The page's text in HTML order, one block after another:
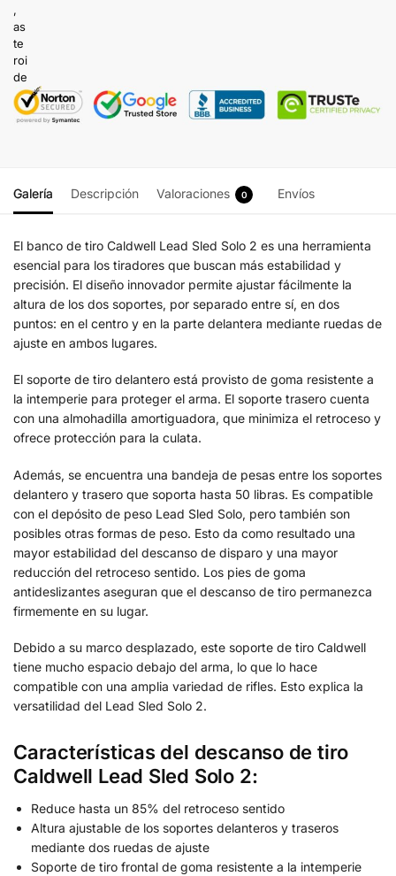
Galería Descripción Valoraciones 0 Envíos
El banco de tiro Caldwell Lead Sled Solo 2 es una herramienta
esencial para los tiradores que buscan más estabilidad y
precisión. El diseño innovador permite ajustar fácilmente la
altura de los dos soportes, por separado entre sí, en dos
puntos: en el centro y en la parte delantera mediante ruedas de
ajuste en ambos lugares.
El soporte de tiro delantero está provisto de goma resistente a
la intemperie para proteger el arma. El soporte trasero cuenta
con una almohadilla amortiguadora, que minimiza el retroceso y
ofrece protección para la culata.
Además, se encuentra una bandeja de pesas entre los soportes
delantero y trasero que soporta hasta 50 libras. Es compatible
con el depósito de peso Lead Sled Solo, pero también son
posibles otras formas de peso. Esto da como resultado una
mayor estabilidad del descanso de disparo y una mayor
reducción del retroceso sentido. Los pies de goma
antideslizantes aseguran que el descanso de tiro permanezca
firmemente en su lugar.
Debido a su marco desplazado, este soporte de tiro Caldwell
tiene mucho espacio debajo del arma, lo que lo hace
compatible con una amplia variedad de rifles. Esto explica la
versatilidad del Lead Sled Solo 2.
Características del descanso de tiro
Caldwell Lead Sled Solo 2:
Reduce hasta un 85% del retroceso sentido
Altura ajustable de los soportes delanteros y traseros
mediante dos ruedas de ajuste
Soporte de tiro frontal de goma resistente a la intemperie